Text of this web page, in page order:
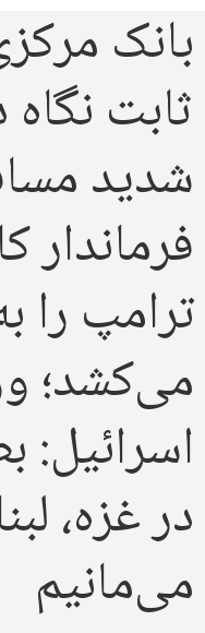
بانک
ثابت
شدید
فرماندار
ترامپ را
می‌کشد؛
اسرائیل:
در غزه،
می‌مانیم